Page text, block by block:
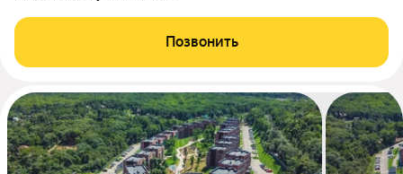
Позвонить